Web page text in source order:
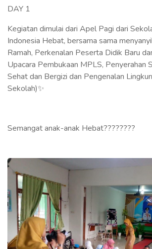
DAY 1
Kegiatan dimulai dari Apel Pagi dari
Indonesia Hebat, bersama sama
Ramah, Perkenalan Peserta Didik Baru
Upacara Pembukaan MPLS, Penyerahan
Sehat dan Bergizi dan Pengenalan
Sekolah)✨
Semangat anak-anak Hebat????????